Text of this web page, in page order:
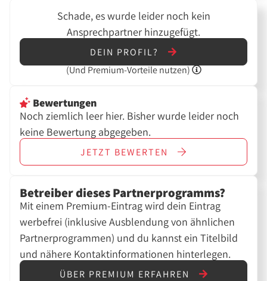
Schade, es wurde leider noch kein
Ansprechpartner hinzugefügt.
DEIN PROFIL?
(Und Premium-Vorteile nutzen)
Bewertungen
Noch ziemlich leer hier. Bisher wurde leider noch
keine Bewertung abgegeben.
JETZT BEWERTEN
Betreiber dieses Partnerprogramms?
Mit einem Premium-Eintrag wird dein Eintrag
werbefrei (inklusive Ausblendung von ähnlichen
Partnerprogrammen) und du kannst ein Titelbild
und nähere Kontaktinformationen hinterlegen.
ÜBER PREMIUM ERFAHREN